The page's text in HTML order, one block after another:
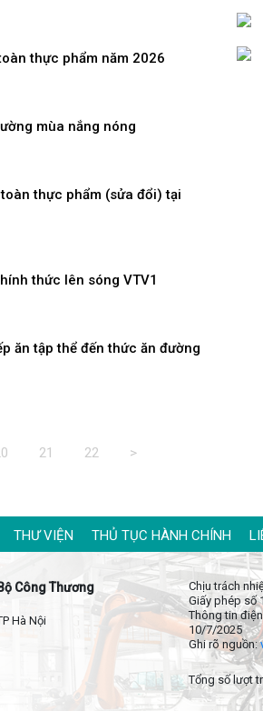
thực phẩm năm 2026
mùa nắng nóng
thực phẩm (sửa đổi) tại
thức lên sóng VTV1
ăn tập thể đến thức ăn đường
21 22 >
THƯ VIỆN THỦ TỤC HÀNH CHÍNH
Công Thương
Hà Nội
Chịu trách
Giấy phép số
Thông tin
10/7/2025
Ghi rõ nguồn:
Tổng số lượt